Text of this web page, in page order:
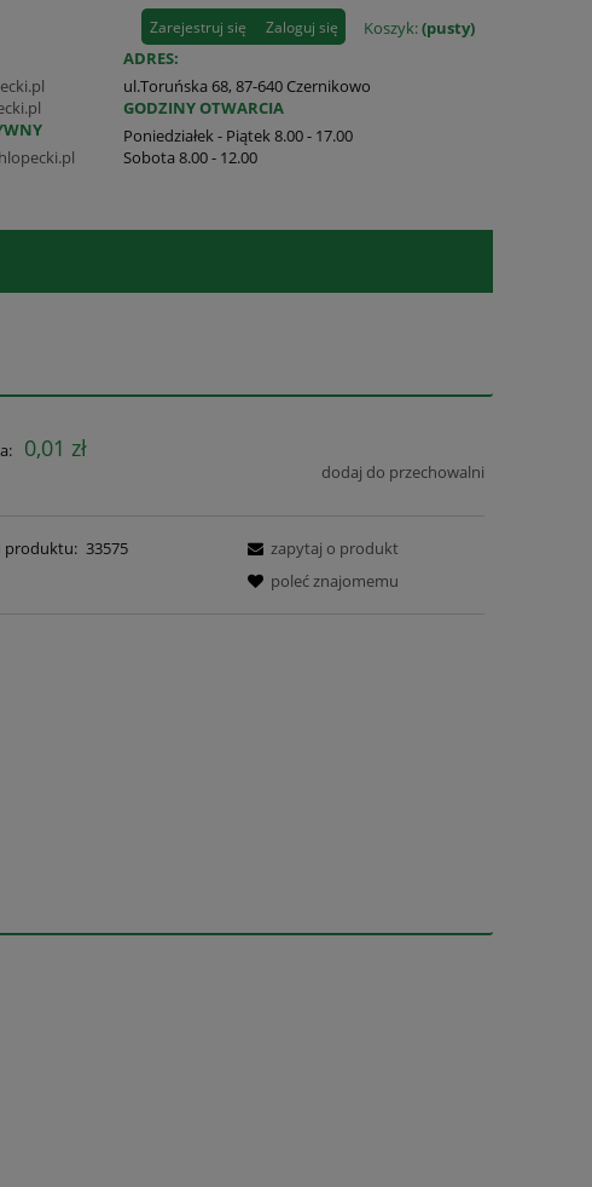
Koszyk:(pusty)
Zarejestruj się Zaloguj się
ADRES:
ul.Toruńska 68, 87-640 Czernikowo
GODZINY OTWARCIA
Poniedziałek - Piątek 8.00 - 17.00
Sobota 8.00 - 12.00
0,01 zł
dodaj do przechowalni
produktu: 33575
zapytaj o produkt
poleć znajomemu